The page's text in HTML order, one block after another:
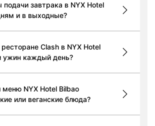
завтрака в NYX Hotel
и в выходные?
Clash в NYX Hotel
ужин каждый день?
меню NYX Hotel Bilbao
или веганские блюда?